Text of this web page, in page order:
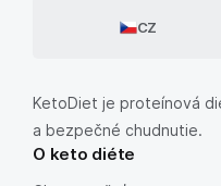
CZ
KetoDiet je proteínová
a bezpečné chudnutie.
O keto diéte